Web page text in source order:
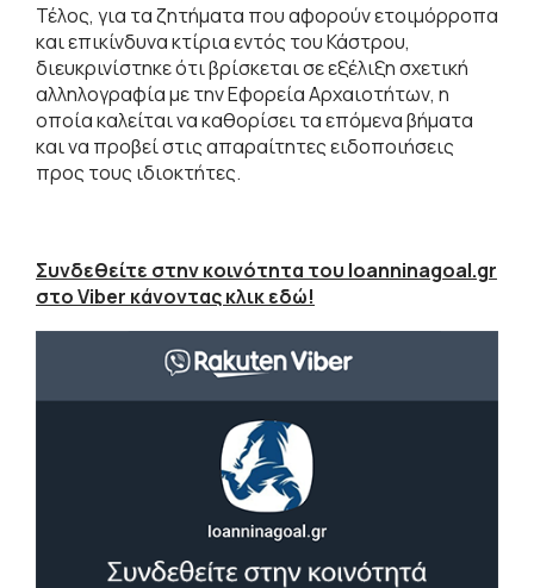
Τέλος, για τα ζητήματα που αφορούν ετοιμόρροπα
και επικίνδυνα κτίρια εντός του Κάστρου,
διευκρινίστηκε ότι βρίσκεται σε εξέλιξη σχετική
αλληλογραφία με την Εφορεία Αρχαιοτήτων, η
οποία καλείται να καθορίσει τα επόμενα βήματα
και να προβεί στις απαραίτητες ειδοποιήσεις
προς τους ιδιοκτήτες.
Συνδεθείτε στην κοινότητα του Ioanninagoal.gr
στο Viber κάνοντας κλικ εδώ!